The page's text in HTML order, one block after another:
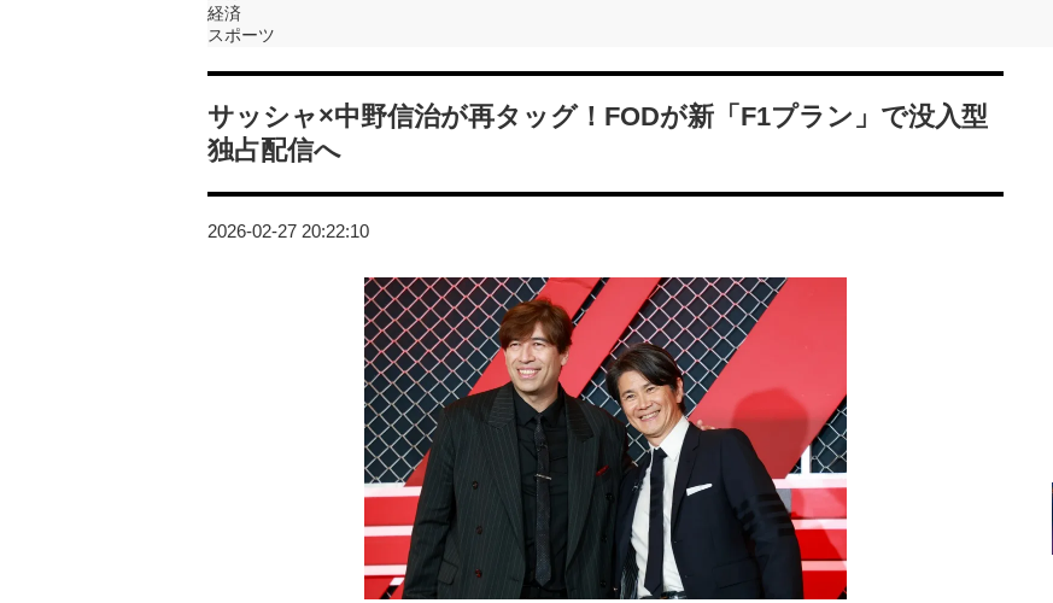
経済
スポーツ
サッシャ×中野信治が再タッグ！FODが新「F1プラン」で没入型
独占配信へ
2026-02-27 20:22:10